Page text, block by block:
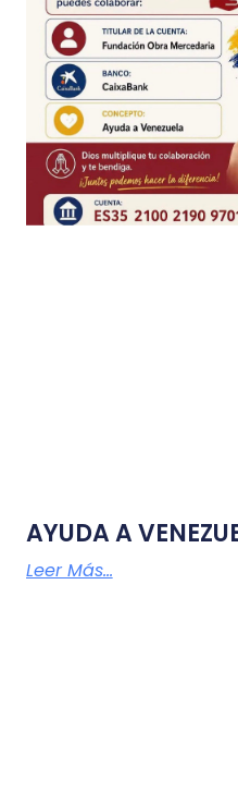
AYUDA A
Leer Más...